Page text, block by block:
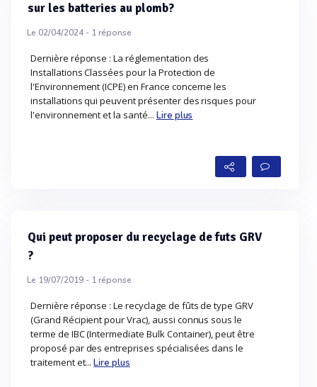
sur les batteries au plomb?
Le 02/04/2024 - 1réponse
Dernière réponse : La réglementation des
Installations Classées pour la Protection de
l'Environnement (ICPE) en France concerne les
installations qui peuvent présenter des risques pour
l'environnement et la santé... Lire plus
Qui peut proposer du recyclage de futs GRV
?
Le 19/07/2019 - 1réponse
Dernière réponse : Le recyclage de fûts de type GRV
(Grand Récipient pour Vrac), aussi connus sous le
terme de IBC (Intermediate Bulk Container), peut être
proposé par des entreprises spécialisées dans le
traitement et...Lire plus